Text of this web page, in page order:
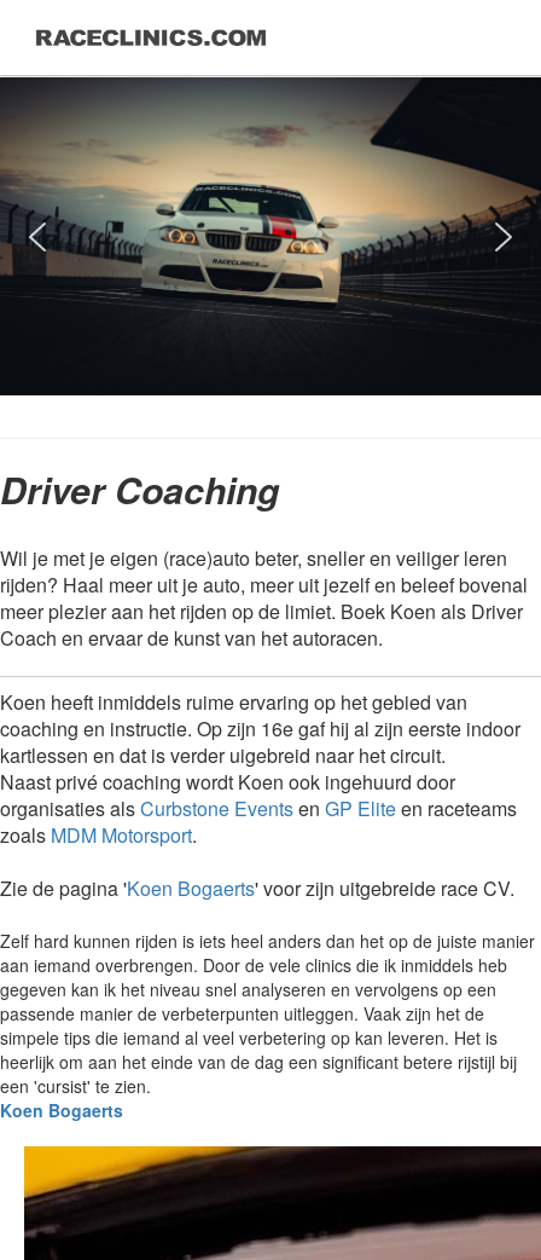
Driver Coaching
Wil je met je eigen (race)auto beter, sneller en veiliger leren
rijden? Haal meer uit je auto, meer uit jezelf en beleef bovenal
meer plezier aan het rijden op de limiet. Boek Koen als Driver
Coach en ervaar de kunst van het autoracen.
Koen heeft inmiddels ruime ervaring op het gebied van
coaching en instructie. Op zijn 16e gaf hij al zijn eerste indoor
kartlessen en dat is verder uigebreid naar het circuit.
Naast privé coaching wordt Koen ook ingehuurd door
organisaties alsCurbstone Eventsen GP Eliteen raceteams
zoals MDM Motorsport.
Zie de pagina 'Koen Bogaerts' voor zijn uitgebreide race CV.
Zelf hard kunnen rijden is iets heel anders dan het op de juiste manier
aan iemand overbrengen. Door de vele clinics die ik inmiddels heb
gegeven kan ik het niveau snel analyseren en vervolgens op een
passende manier de verbeterpunten uitleggen. Vaak zijn het de
simpele tips die iemand al veel verbetering op kan leveren. Het is
heerlijk om aan het einde van de dag een significant betere rijstijl bij
een 'cursist' te zien.
Koen Bogaerts